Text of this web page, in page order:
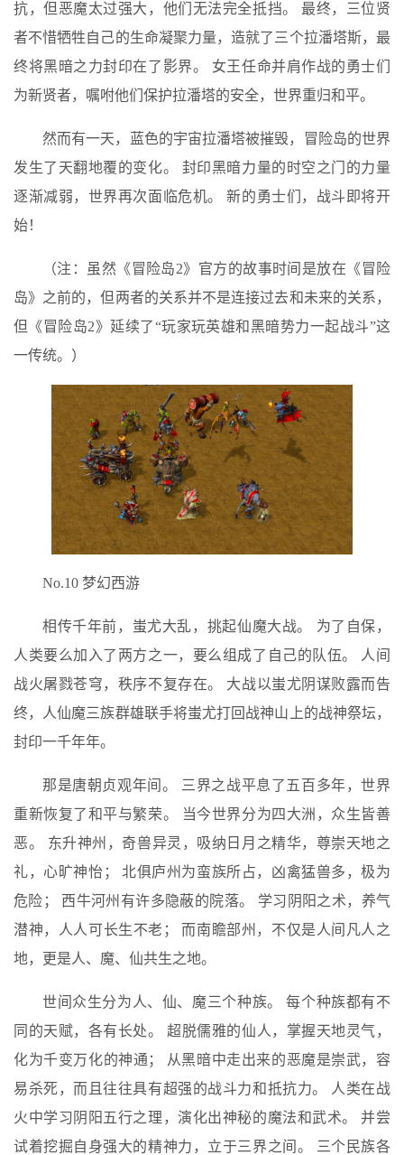
抗，但恶魔太过强大，他们无法完全抵挡。 最终，三位贤
者不惜牺牲自己的生命凝聚力量，造就了三个拉潘塔斯，最
终将黑暗之力封印在了影界。 女王任命并肩作战的勇士们
为新贤者，嘱咐他们保护拉潘塔的安全，世界重归和平。
然而有一天，蓝色的宇宙拉潘塔被摧毁，冒险岛的世界
发生了天翻地覆的变化。 封印黑暗力量的时空之门的力量
逐渐减弱，世界再次面临危机。 新的勇士们，战斗即将开
始！
（注：虽然《冒险岛2》官方的故事时间是放在《冒险
岛》之前的，但两者的关系并不是连接过去和未来的关系，
但《冒险岛2》延续了“玩家玩英雄和黑暗势力一起战斗”这
一传统。）
No.10 梦幻西游
相传千年前，蚩尤大乱，挑起仙魔大战。 为了自保，
人类要么加入了两方之一，要么组成了自己的队伍。 人间
战火屠戮苍穹，秩序不复存在。 大战以蚩尤阴谋败露而告
终，人仙魔三族群雄联手将蚩尤打回战神山上的战神祭坛，
封印一千年年。
那是唐朝贞观年间。 三界之战平息了五百多年，世界
重新恢复了和平与繁荣。 当今世界分为四大洲，众生皆善
恶。 东升神州，奇兽异灵，吸纳日月之精华，尊崇天地之
礼，心旷神怡； 北俱庐州为蛮族所占，凶禽猛兽多，极为
危险； 西牛河州有许多隐蔽的院落。 学习阴阳之术，养气
潜神，人人可长生不老； 而南瞻部州，不仅是人间凡人之
地，更是人、魔、仙共生之地。
世间众生分为人、仙、魔三个种族。 每个种族都有不
同的天赋，各有长处。 超脱儒雅的仙人，掌握天地灵气，
化为千变万化的神通； 从黑暗中走出来的恶魔是崇武，容
易杀死，而且往往具有超强的战斗力和抵抗力。 人类在战
火中学习阴阳五行之理，演化出神秘的魔法和武术。 并尝
试着挖掘自身强大的精神力，立于三界之间。 三个民族各